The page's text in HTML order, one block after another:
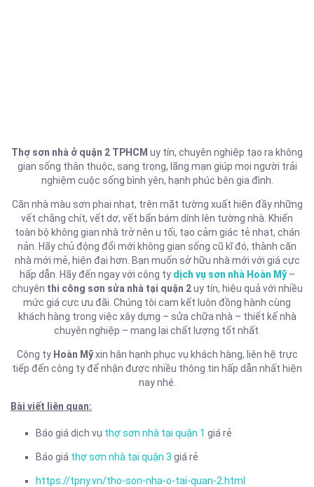
Thợ sơn nhà ở quận 2 TPHCM uy tín, chuyên nghiệp tạo ra không
gian sống thân thuộc, sang trọng, lãng mạn giúp mọi người trải
nghiệm cuộc sống bình yên, hạnh phúc bên gia đình.
Căn nhà màu sơn phai nhạt, trên mặt tường xuất hiện đầy những
vết chằng chít, vết dơ, vết bẩn bám dính lên tường nhà. Khiến
toàn bộ không gian nhà trở nên u tối, tạo cảm giác tẻ nhạt, chán
nản. Hãy chủ động đổi mới không gian sống cũ kĩ đó, thành căn
nhà mới mẻ, hiện đại hơn. Bạn muốn sở hữu nhà mới với giá cực
hấp dẫn. Hãy đến ngay với công ty dịch vụ sơn nhà Hoàn Mỹ–
chuyên thi công sơn sửa nhà tại quận 2uy tín, hiệu quả với nhiều
mức giá cực ưu đãi. Chúng tôi cam kết luôn đồng hành cùng
khách hàng trong việc xây dựng – sửa chữa nhà – thiết kế nhà
chuyên nghiệp – mang lại chất lượng tốt nhất.
Công ty Hoàn Mỹxin hân hạnh phục vụ khách hàng, liên hệ trực
tiếp đến công ty để nhận được nhiều thông tin hấp dẫn nhất hiện
nay nhé.
Bài viết liên quan:
Báo giá dịch vụ thợ sơn nhà tại quận 1 giá rẻ
Báo giá thợ sơn nhà tại quận 3 giá rẻ
https://tpny.vn/tho-son-nha-o-tai-quan-2.html